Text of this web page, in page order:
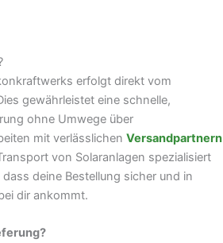
erfolgt direkt vom
gewährleistet eine schnelle,
ohne Umwege über
mit verlässlichen Versandpartnern
von Solaranlagen spezialisiert
deine Bestellung sicher und in
dir ankommt.